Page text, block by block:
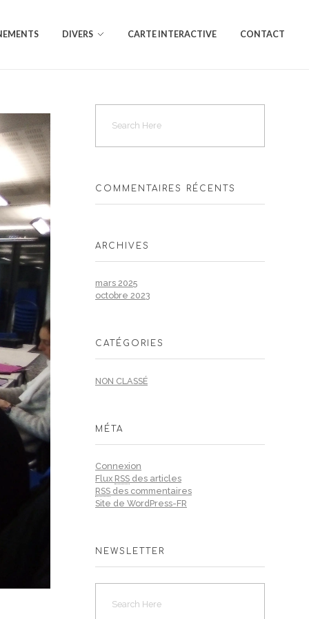
DIVERS CARTE INTERACTIVE CONTACT
COMMENTAIRES RÉCENTS
ARCHIVES
mars 2025
octobre 2023
CATÉGORIES
NON CLASSÉ
MÉTA
Connexion
Flux RSS des articles
RSS des commentaires
Site de WordPress-FR
NEWSLETTER